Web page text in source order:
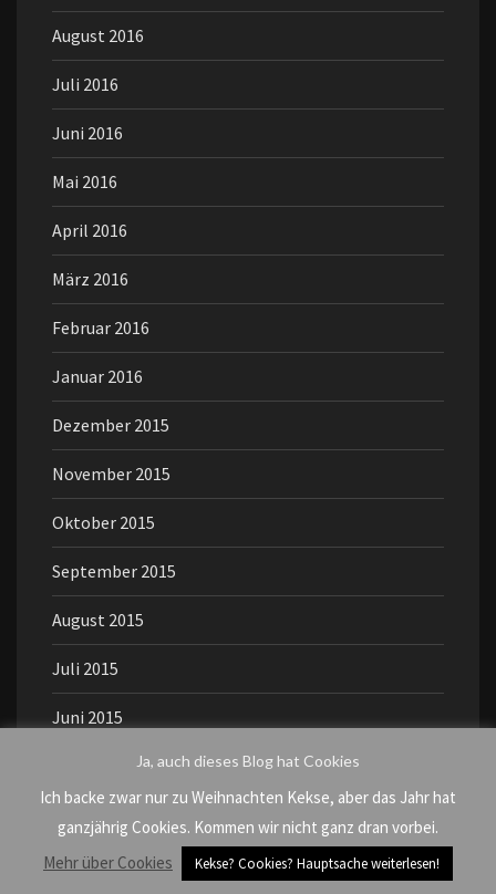
August 2016
Juli 2016
Juni 2016
Mai 2016
April 2016
März 2016
Februar 2016
Januar 2016
Dezember 2015
November 2015
Oktober 2015
September 2015
August 2015
Juli 2015
Juni 2015
März 2015
Ja, auch dieses Blog hat Cookies
Ich backe zwar nur zu Weihnachten Kekse, aber das Jahr hat
ganzjährig Cookies. Kommen wir nicht ganz dran vorbei.
Mehr über Cookies
Kekse? Cookies? Hauptsache weiterlesen!